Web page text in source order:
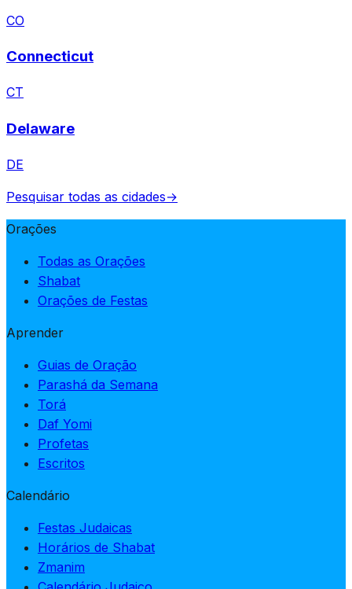
CO
Connecticut
CT
Delaware
DE
Pesquisar todas as cidades→
Orações
Todas as Orações
Shabat
Orações de Festas
Aprender
Guias de Oração
Parashá da Semana
Torá
Daf Yomi
Profetas
Escritos
Calendário
Festas Judaicas
Horários de Shabat
Zmanim